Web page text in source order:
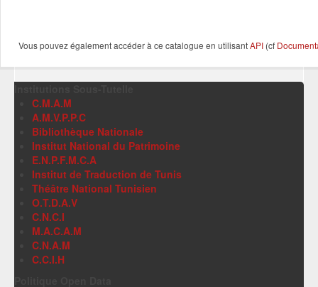
Vous pouvez également accéder à ce catalogue en utilisantAPI (cf
C.M.A.M
A.M.V.P.P.C
Bibliothèque Nationale
Institut National du Patrimoine
E.N.P.F.M.C.A
Institut de Traduction de Tunis
Théâtre National Tunisien
O.T.D.A.V
C.N.C.I
M.A.C.A.M
C.N.A.M
C.C.I.H